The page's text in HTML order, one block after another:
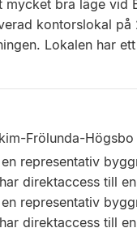
mycket bra läge vid
kontorslokal på
Lokalen har
Frölunda-Högsbo
representativ
direktaccess till
representativ
direktaccess till